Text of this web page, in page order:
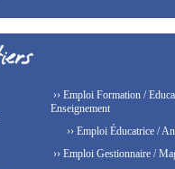
›› Emploi Formation /
Enseignement
›› Emploi Éducatrice /
›› Emploi Gestionnaire /